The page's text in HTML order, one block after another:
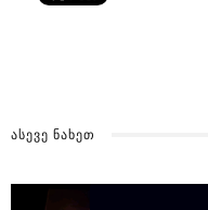
ᲐᲡᲔᲕᲔ ᲜᲐᲮᲔᲗ